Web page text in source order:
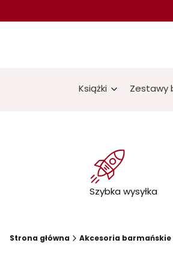
Książki Zestawy
Szybka wysyłka
Strona główna Akcesoria barmańskie